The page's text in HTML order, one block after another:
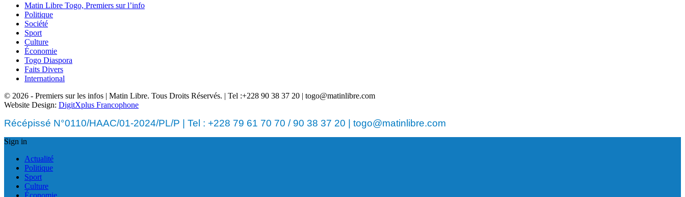
Matin Libre Togo, Premiers sur l’info
Politique
Société
Sport
Culture
Économie
Togo Diaspora
Faits Divers
International
© 2026 - Premiers sur les infos | Matin Libre. Tous Droits Réservés. | Tel :+228 90 38 37 20 | togo@matinlibre.com
Website Design: DigitXplus Francophone
Récépissé N°0110/HAAC/01-2024/PL/P | Tel : +228 79 61 70 70 / 90 38 37 20 | togo@matinlibre.com
Sign in
Actualité
Politique
Sport
Culture
Économie